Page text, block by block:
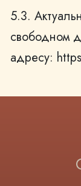
5.3.
свободном
адресу: